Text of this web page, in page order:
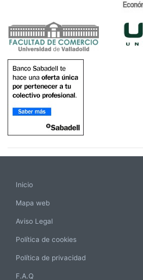
Inicio
Mapa web
Aviso Legal
Política de cookies
Política de privacidad
F.A.Q